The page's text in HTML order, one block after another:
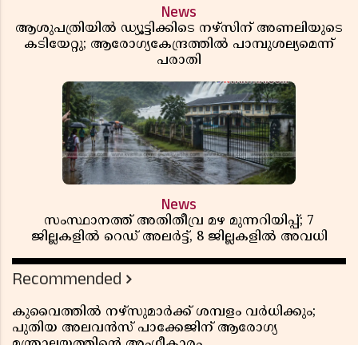
News
ആശുപത്രിയിൽ ഡ്യൂട്ടിക്കിടെ നഴ്സിന് അണലിയുടെ
കടിയേറ്റു; ആരോഗ്യകേന്ദ്രത്തിൽ പാമ്പുശല്യമെന്ന്
പരാതി
News
സംസ്ഥാനത്ത് അതിതീവ്ര മഴ മുന്നറിയിപ്പ്; 7
ജില്ലകളിൽ റെഡ് അലർട്ട്, 8 ജില്ലകളിൽ അവധി
Recommended
കുവൈത്തിൽ നഴ്‌സുമാർക്ക് ശമ്പളം വർധിക്കും;
പുതിയ അലവൻസ് പാക്കേജിന് ആരോഗ്യ